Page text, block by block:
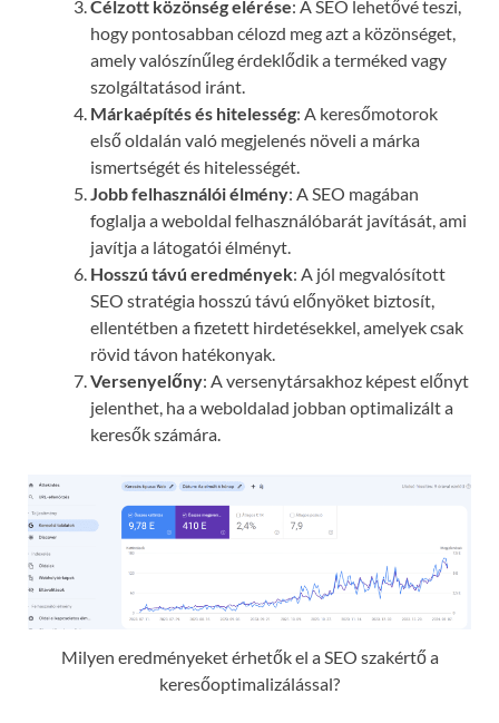
Célzott közönség elérése: A SEO lehetővé teszi,
hogy pontosabban célozd meg azt a közönséget,
amely valószínűleg érdeklődik a terméked vagy
szolgáltatásod iránt.
Márkaépítés és hitelesség: A keresőmotorok
első oldalán való megjelenés növeli a márka
ismertségét és hitelességét.
Jobb felhasználói élmény: A SEO magában
foglalja a weboldal felhasználóbarát javítását, ami
javítja a látogatói élményt.
Hosszú távú eredmények: A jól megvalósított
SEO stratégia hosszú távú előnyöket biztosít,
ellentétben a fizetett hirdetésekkel, amelyek csak
rövid távon hatékonyak.
Versenyelőny: A versenytársakhoz képest előnyt
jelenthet, ha a weboldalad jobban optimalizált a
keresők számára.
Milyen eredményeket érhetők el a SEO szakértő a
keresőoptimalizálással?